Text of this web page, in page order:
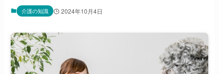
介護の知識 2024年10月4日